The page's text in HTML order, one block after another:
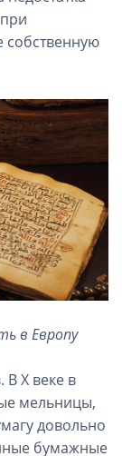
собственную
в Европу
X веке в
мельницы,
довольно
бумажные